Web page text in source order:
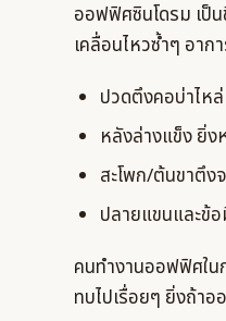
ออฟฟิศซินโดรม เป็
เคลื่อนไหวซ้ำๆ อาก
ปวดตึงคอบ่าไห
หลังล่างแข็ง ยิ่ง
สะโพก/ต้นขาตึง
ปลายแขนและข้
คนทำงานออฟฟิศใน
ทบไปเรื่อยๆ ยิ่งถ้าอ